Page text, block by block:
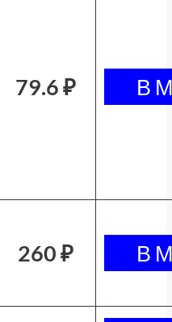
79.6 ₽
260 ₽